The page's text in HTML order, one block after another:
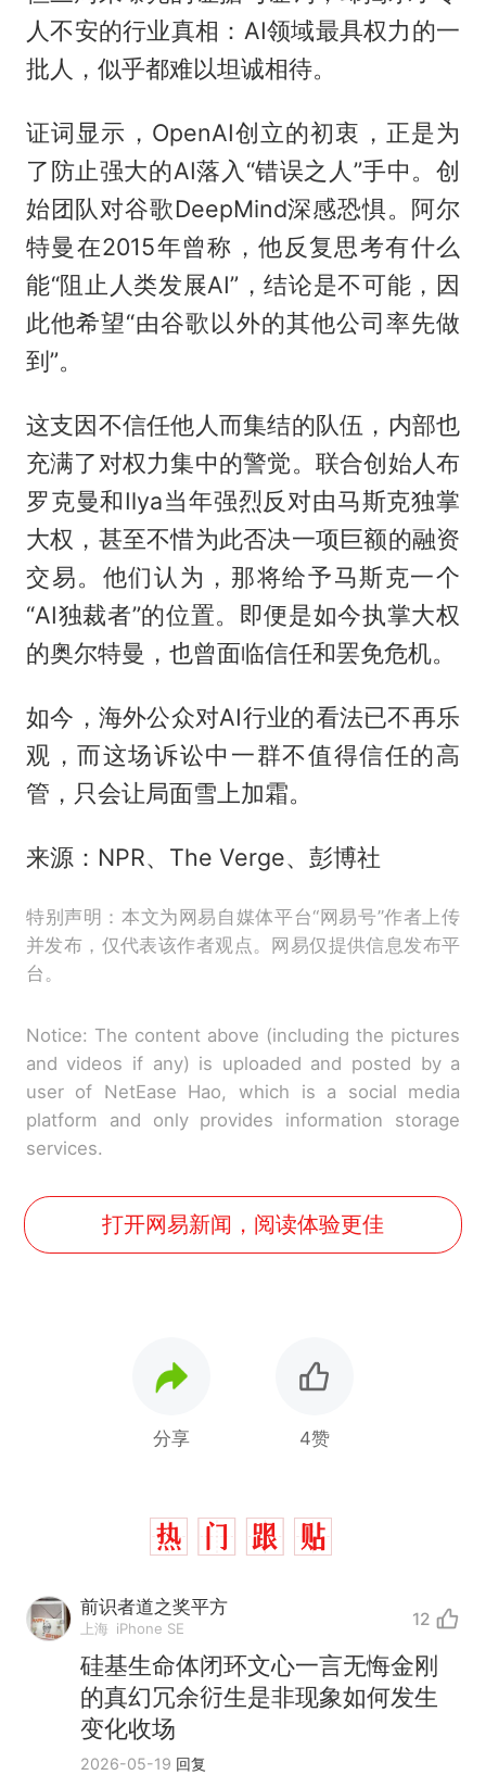
人不安的行业真相：AI领域最具权力的一
批人，似乎都难以坦诚相待。
证词显示，OpenAI创立的初衷，正是为
了防止强大的AI落入“错误之人”手中。创
始团队对谷歌DeepMind深感恐惧。阿尔
特曼在2015年曾称，他反复思考有什么
能“阻止人类发展AI”，结论是不可能，因
此他希望“由谷歌以外的其他公司率先做
到”。
这支因不信任他人而集结的队伍，内部也
充满了对权力集中的警觉。联合创始人布
罗克曼和Ilya当年强烈反对由马斯克独掌
大权，甚至不惜为此否决一项巨额的融资
交易。他们认为，那将给予马斯克一个
“AI独裁者”的位置。即便是如今执掌大权
的奥尔特曼，也曾面临信任和罢免危机。
如今，海外公众对AI行业的看法已不再乐
观，而这场诉讼中一群不值得信任的高
管，只会让局面雪上加霜。
来源：NPR、The Verge、彭博社
特别声明：本文为网易自媒体平台“网易号”作者上传
并发布，仅代表该作者观点。网易仅提供信息发布平
台。
Notice: The content above (including the pictures
and videos if any) is uploaded and posted by a
user of NetEase Hao, which is a social media
platform and only provides information storage
services.
打开网易新闻，阅读体验更佳
分享 4赞
前识者道之奖平方
上海 iPhone SE 12
硅基生命体闭环文心一言无悔金刚
的真幻冗余𧗠生是非现象如何发生
变化收场
2026-05-19 回复